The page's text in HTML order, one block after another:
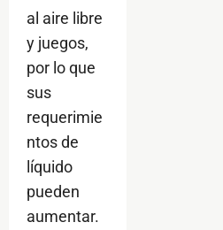
al aire libre
y juegos,
por lo que
sus
requerimie
ntos de
líquido
pueden
aumentar.